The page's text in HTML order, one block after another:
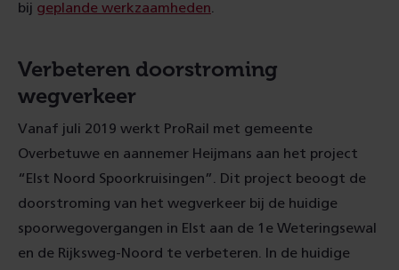
bij geplande werkzaamheden
Verbeteren doorstroming
wegverkeer
Vanaf juli 2019 werkt ProRail met gemeente
Overbetuwe en aannemer Heijmans aan het project
“Elst Noord Spoorkruisingen”. Dit project beoogt de
doorstroming van het wegverkeer bij de huidige
spoorwegovergangen in Elst aan de 1e Weteringsewal
en de Rijksweg-Noord te verbeteren. In de huidige